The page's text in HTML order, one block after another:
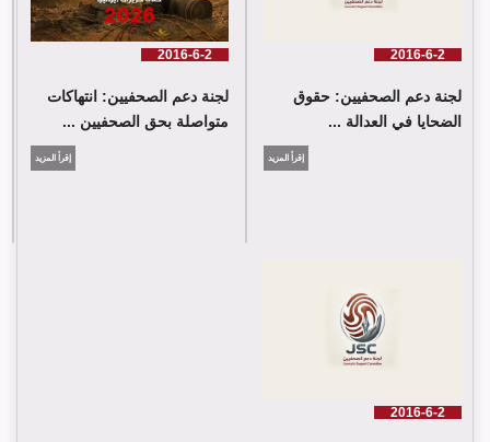
2016-6-2
لجنة دعم الصحفيين: حقوق
الضحايا في العدالة ...
إقرأ المزيد
2016-6-2
لجنة دعم الصحفيين: انتهاكات
متواصلة بحق الصحفيين ...
إقرأ المزيد
2016-6-2